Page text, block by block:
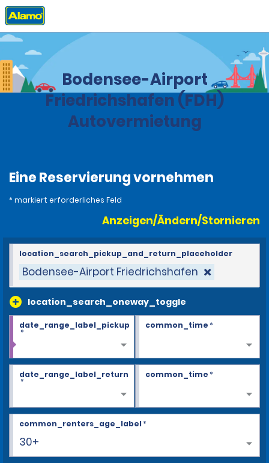
Privat Stationen
Bodensee-Airport
Friedrichshafen (FDH)
Autovermietung
Eine Reservierung vornehmen
* markiert erforderliches Feld
Anzeigen/Ändern/Stornieren
Bodensee-Airport Friedrichshafen
location_search_oneway_toggle
location_search_pickup_and_return_placeholder
date_range_label_pickup
*
common_time*
date_range_label_return
*
common_time*
30+
common_renters_age_label*